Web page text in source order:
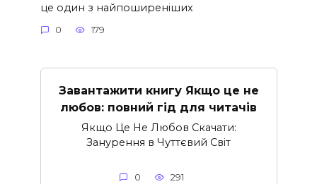
це один з найпоширеніших
0 179
Завантажити книгу Якщо це не
любов: повний гід для читачів
Якщо Це Не Любов Скачати:
Занурення в Чуттєвий Світ
0 291